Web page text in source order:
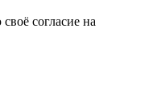
согласие на